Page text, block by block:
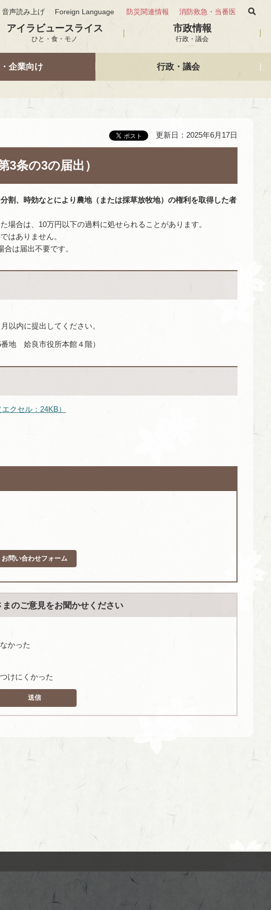
音声読み上げ Foreign Language 防災関連情報 消防救急・当番医
アイラビュースライス
ひと・食・モノ
市政情報
行政・議会
企業向け 行政・議会
更新日：2025年6月17日
3条の3の届出）
割、時効なとにより農地（または採草放牧地）の権利を取得した者
場合は、10万円以下の過料に処せられることがあります。
はありません。
は届出不要です。
以内に提出してください。
地 姶良市役所本館４階）
クセル：24KB）
お問い合わせフォーム
のご意見をお聞かせください
かった
けにくかった
送信